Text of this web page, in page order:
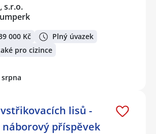
s.r.o.
000 Kč
Plný úvazek
pro cizince
lisů -
náborový příspěvek